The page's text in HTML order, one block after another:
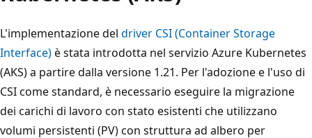
L'implementazione del driver CSI (Container Storage
Interface)è stata introdotta nel servizio Azure Kubernetes
(AKS) a partire dalla versione 1.21. Per l'adozione e l'uso di
CSI come standard, è necessario eseguire la migrazione
dei carichi di lavoro con stato esistenti che utilizzano
volumi persistenti (PV) con struttura ad albero per